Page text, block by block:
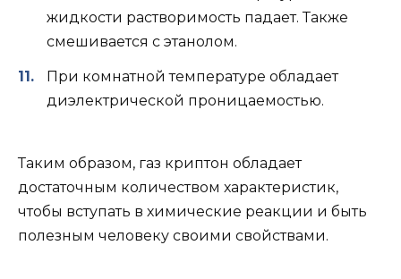
жидкости растворимость падает. Также
смешивается с этанолом.
При комнатной температуре обладает
диэлектрической проницаемостью.
Таким образом, газ криптон обладает
достаточным количеством характеристик,
чтобы вступать в химические реакции и быть
полезным человеку своими свойствами.